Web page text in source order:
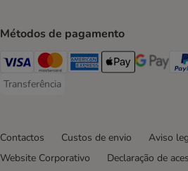
Métodos de pagamento
Visa Payment Method
Mastercard Payment Method
American Express
Apple PayGoogle
Transferência
Transferência Payment Method
Contactos Custos de envio Aviso
Website Corporativo
Declaração de